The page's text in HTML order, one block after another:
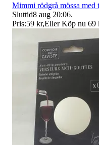
Mimmi rödgrå mössa med
Sluttid8 aug 20:06.
Pris:59 kr,Eller Köp nu 69